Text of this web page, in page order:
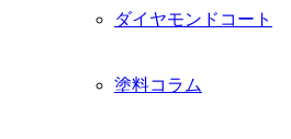
ダイヤモンドコート
塗料コラム